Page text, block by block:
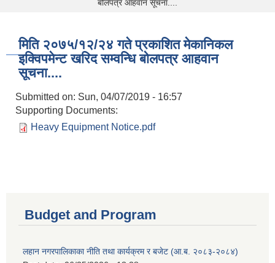
बोलपत्र आहवान सूचना....
मिति २०७५/१२/२४ गते प्रकाशित मेकानिकल
इक्विपमेन्ट खरिद सम्वन्धि बोलपत्र आहवान
सूचना....
Submitted on: Sun, 04/07/2019 - 16:57
Supporting Documents:
Heavy Equipment Notice.pdf
Budget and Program
लहान नगरपालिकाका नीति तथा कार्यक्रम र बजेट (आ.ब. २०८३-२०८४)